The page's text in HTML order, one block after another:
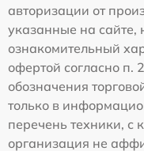
авторизации от
указанные на сайте,
ознакомительный
офертой согласно п.
обозначения
только в
перечень техники, с
организация не